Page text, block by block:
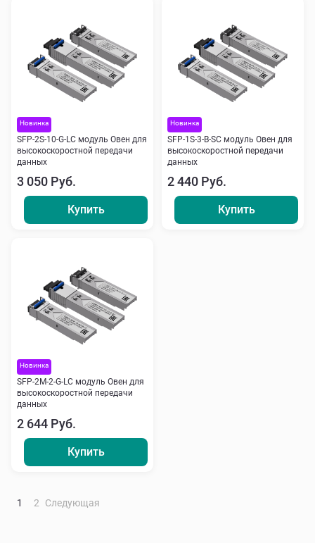
Новинка
SFP-2S-10-G-LC модуль Овен для
высокоскоростной передачи
данных
3 050 Руб.
Купить
Новинка
SFP-1S-3-B-SC модуль Овен для
высокоскоростной передачи
данных
2 440 Руб.
Купить
Новинка
SFP-2М-2-G-LC модуль Овен для
высокоскоростной передачи
данных
2 644 Руб.
Купить
1 2 Следующая